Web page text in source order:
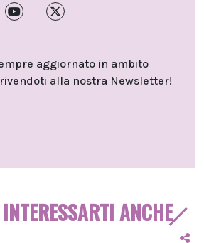
aggiornato in ambito
alla nostra Newsletter!
ANCHE